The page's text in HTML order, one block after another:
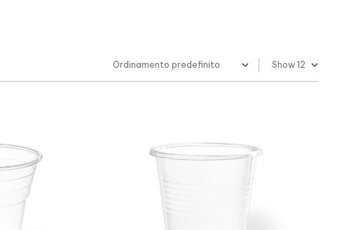
Show